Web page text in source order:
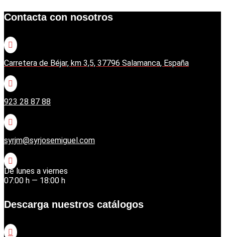
Contacta con nosotros

Carretera de Béjar, km 3,5, 37796 Salamanca, España

923 28 87 88

syrjm@syrjosemiguel.com

De lunes a viernes
07:00 h — 18:00 h
Descarga nuestros catálogos
